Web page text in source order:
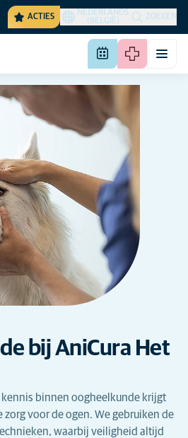
ACTIES
NEDERLANDS
(BELGIË)
ZOEKEN
bij AniCura Het
binnen oogheelkunde krijgt
voor de ogen. We gebruiken de
waarbij veiligheid altijd